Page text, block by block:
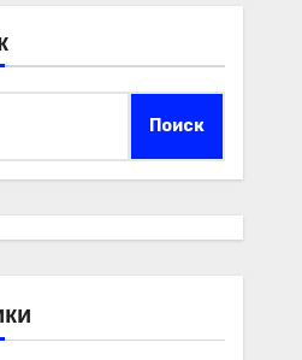
Поиск